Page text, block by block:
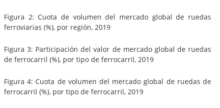
Figura 2: Cuota de volumen del mercado global de ruedas
ferroviarias (%), por región, 2019
Figura 3: Participación del valor de mercado global de ruedas
de ferrocarril (%), por tipo de ferrocarril, 2019
Figura 4: Cuota de volumen del mercado global de ruedas de
ferrocarril (%), por tipo de ferrocarril, 2019